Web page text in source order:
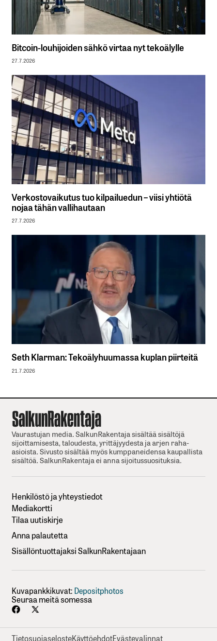
Bitcoin-louhijoiden sähkö virtaa nyt tekoälylle
27.7.2026
Verkostovaikutus tuo kilpailuedun – viisi yhtiötä
nojaa tähän vallihautaan
27.7.2026
Seth Klarman: Tekoälyhuumassa kuplan piirteitä
21.7.2026
Vaurastujan media. SalkunRakentaja sisältää sisältöjä
sijoittamisesta, taloudesta, yrittäjyydesta ja arjen raha-
asioista. Sivusto sisältää myös kumppaneidensa kaupallista
sisältöä. SalkunRakentaja ei anna sijoitussuosituksia.
Henkilöstö ja yhteystiedot
Mediakortti
Tilaa uutiskirje
Anna palautetta
Sisällöntuottajaksi SalkunRakentajaan
Kuvapankkikuvat: Depositphotos
Seuraa meitä somessa
TietosuojaselosteKäyttöehdotEvästevalinnat